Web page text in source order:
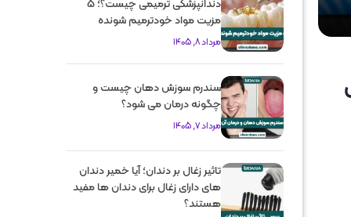
دندانپزشکی ترمیمی چیست؟؛ 5
مزیت مواد خودترمیم شونده
مرداد 8, 1405
سندرم سوزش دهان چیست و
چگونه درمان می شود؟
مرداد 7, 1405
تاثیر زغال بر دندان؛ آیا خمیر دندان
های دارای زغال برای دندان ها مفید
هستند؟